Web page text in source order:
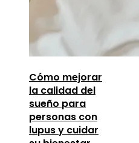
Cómo mejorar
la calidad del
sueño para
personas con
lupus y cuidar